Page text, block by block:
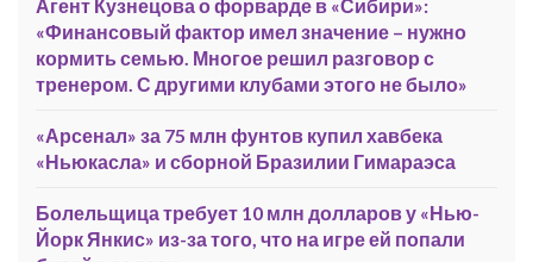
Агент Кузнецова о форварде в «Сибири»:
«Финансовый фактор имел значение – нужно
кормить семью. Многое решил разговор с
тренером. С другими клубами этого не было»
«Арсенал» за 75 млн фунтов купил хавбека
«Ньюкасла» и сборной Бразилии Гимараэса
Болельщица требует 10 млн долларов у «Нью-
Йорк Янкис» из-за того, что на игре ей попали